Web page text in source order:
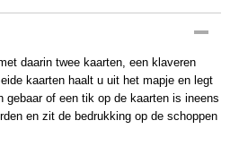
daarin twee kaarten, een klaveren
kaarten haalt u uit het mapje en legt
gebaar of een tik op de kaarten is ineens
en zit de bedrukking op de schoppen